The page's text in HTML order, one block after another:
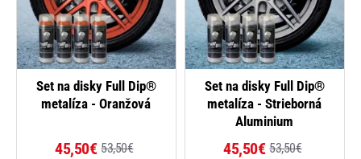
-15%
Set na disky Full Dip®
metalíza - Oranžová
45,50€ 53,50€
-15%
Set na disky Full Dip®
metalíza - Strieborná
Aluminium
45,50€ 53,50€